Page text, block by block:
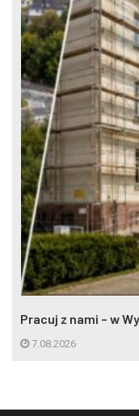
Pracuj z nami – w
7.08.2026